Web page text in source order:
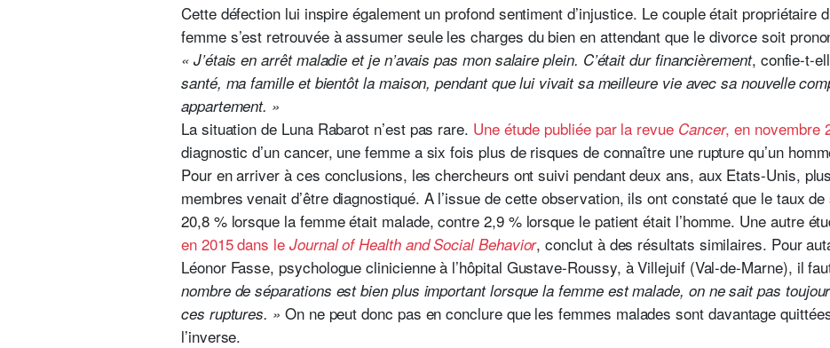
Cette défection lui inspire également un profond sentiment d’injustice. Le couple était propriétaire
femme s’est retrouvée à assumer seule les charges du bien en attendant que le divorce soit
« J’étais en arrêt maladie et je n’avais pas mon salaire plein. C’était dur financièrement, confie-t-
santé, ma famille et bientôt la maison, pendant que lui vivait sa meilleure vie avec sa nouvelle
appartement. »
La situation de Luna Rabarot n’est pas rare. Une étude publiée par la revue Cancer, en novembre
diagnostic d’un cancer, une femme a six fois plus de risques de connaître une rupture qu’un
Pour en arriver à ces conclusions, les chercheurs ont suivi pendant deux ans, aux Etats-Unis,
membres venait d’être diagnostiqué. A l’issue de cette observation, ils ont constaté que le taux
20,8 % lorsque la femme était malade, contre 2,9 % lorsque le patient était l’homme. Une autre
en 2015 dans le Journal of Health and Social Behavior, conclut à des résultats similaires. Pour
Léonor Fasse, psychologue clinicienne à l’hôpital Gustave-Roussy, à Villejuif (Val-de-Marne), il
nombre de séparations est bien plus important lorsque la femme est malade, on ne sait pas
ces ruptures. » On ne peut donc pas en conclure que les femmes malades sont davantage
l’inverse.